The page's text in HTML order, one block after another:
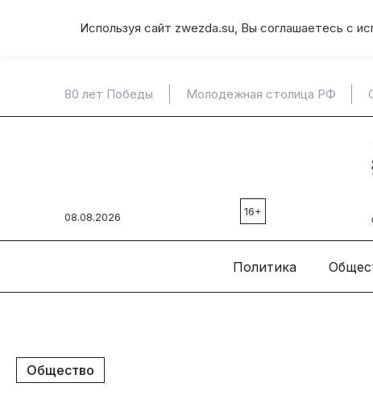
Используя сайт zwezda.su, Вы соглашаетесь с
80 лет Победы Молодежная столица РФ
08.08.2026 16+
Политика
Общество